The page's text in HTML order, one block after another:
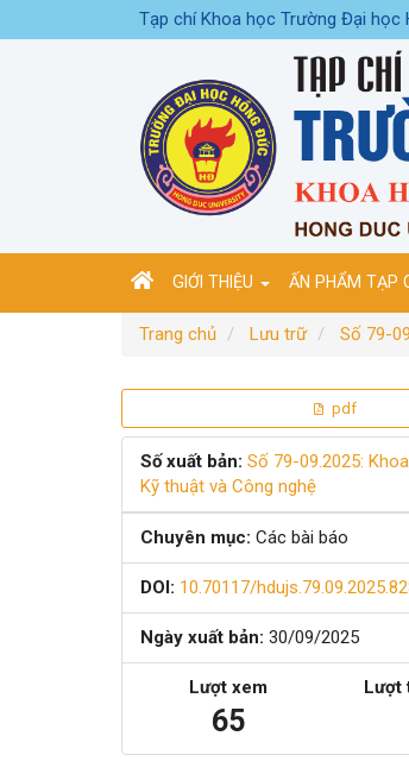
hướng
Tạp chí Khoa học Trường Đại học
GIỚI THIỆU ẤN PHẨM TẠP
Trang chủ Lưu trữ Số 79-
Thanh
bên
bài
viết
pdf
Số xuất bản: Số 79-09.2025:
Kỹ thuật và Công nghệ
Chuyên mục: Các bài báo
DOI: 10.70117/
Ngày xuất bản: 30/09/2025
Lượt xem
65
Lượt